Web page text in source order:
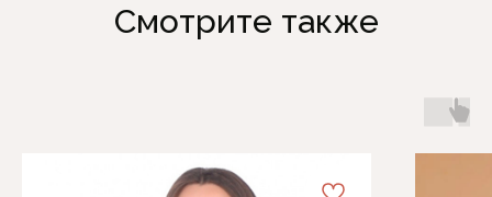
Смотрите также